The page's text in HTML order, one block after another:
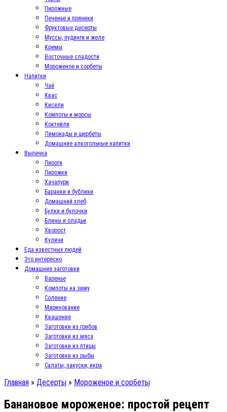
Пирожные
Печенье и пряники
Фруктовые десерты
Муссы, пудинги и желе
Кремы
Восточные сладости
Мороженое и сорбеты
Напитки
Чай
Квас
Кисели
Компоты и морсы
Коктейли
Лимонады и щербеты
Домашние алкогольные напитки
Выпечка
Пироги
Пирожки
Хачапури
Баранки и бублики
Домашний хлеб
Булки и булочки
Блины и оладьи
Хворост
Куличи
Еда известных людей
Это интересно
Домашние заготовки
Варенье
Компоты на зиму
Соление
Маринование
Квашение
Заготовки из грибов
Заготовки из мяса
Заготовки из птицы
Заготовки из рыбы
Салаты, закуски, икра
Главная » Десерты » Мороженое и сорбеты
Банановое мороженое: простой рецепт